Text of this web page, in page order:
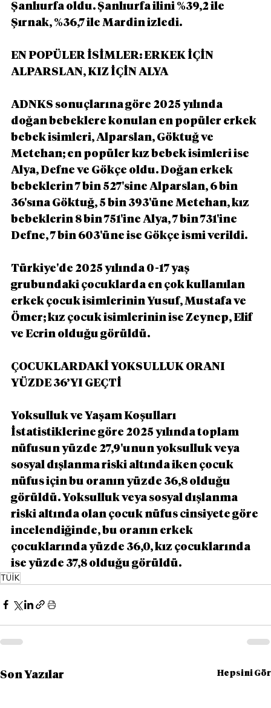
Şanlıurfa oldu. Şanlıurfa ilini %39,2 ile
Şırnak, %36,7 ile Mardin izledi.
EN POPÜLER İSİMLER: ERKEK İÇİN
ALPARSLAN, KIZ İÇİN ALYA
ADNKS sonuçlarına göre 2025 yılında
doğan bebeklere konulan en popüler erkek
bebek isimleri, Alparslan, Göktuğ ve
Metehan; en popüler kız bebek isimleri ise
Alya, Defne ve Gökçe oldu. Doğan erkek
bebeklerin 7 bin 527'sine Alparslan, 6 bin
36'sına Göktuğ, 5 bin 393'üne Metehan, kız
bebeklerin 8 bin 751'ine Alya, 7 bin 731'ine
Defne, 7 bin 603'üne ise Gökçe ismi verildi.
Türkiye'de 2025 yılında 0-17 yaş
grubundaki çocuklarda en çok kullanılan
erkek çocuk isimlerinin Yusuf, Mustafa ve
Ömer; kız çocuk isimlerinin ise Zeynep, Elif
ve Ecrin olduğu görüldü.
ÇOCUKLARDAKİ YOKSULLUK ORANI
YÜZDE 36’YI GEÇTİ
Yoksulluk ve Yaşam Koşulları
İstatistiklerine göre 2025 yılında toplam
nüfusun yüzde 27,9'unun yoksulluk veya
sosyal dışlanma riski altında iken çocuk
nüfus için bu oranın yüzde 36,8 olduğu
görüldü. Yoksulluk veya sosyal dışlanma
riski altında olan çocuk nüfus cinsiyete göre
incelendiğinde, bu oranın erkek
çocuklarında yüzde 36,0, kız çocuklarında
ise yüzde 37,8 olduğu görüldü.
TÜİK
Son Yazılar Hepsini Gör